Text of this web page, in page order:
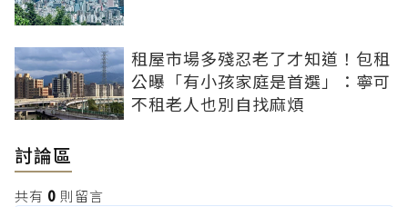
租屋市場多殘忍老了才知道！包租
公曝「有小孩家庭是首選」：寧可
不租老人也別自找麻煩
討論區
共有 0 則留言